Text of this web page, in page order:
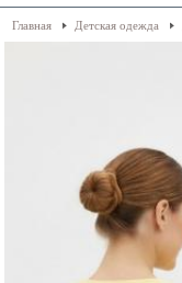
Главная Детская одежда